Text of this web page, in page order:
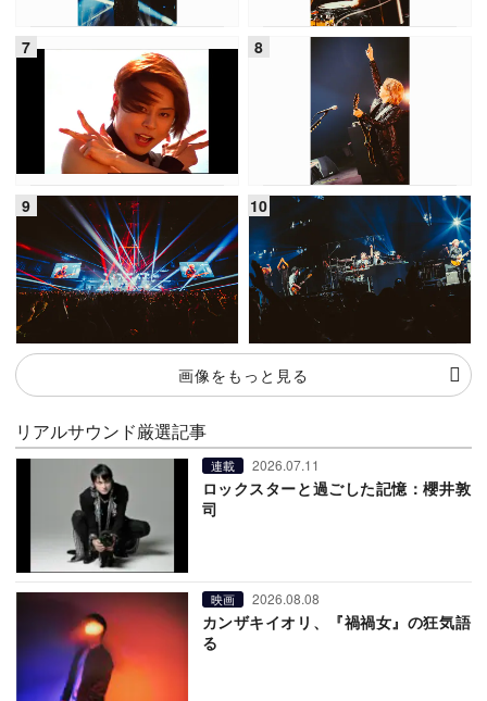
画像をもっと見る
リアルサウンド厳選記事
連載 2026.07.11
ロックスターと過ごした記憶：櫻井敦
司
映画 2026.08.08
カンザキイオリ、『禍禍女』の狂気語
る